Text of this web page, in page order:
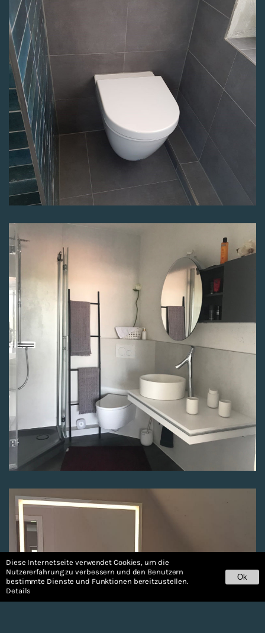
Diese Internetseite verwendet Cookies, um die
Nutzererfahrung zu verbessern und den Benutzern
bestimmte Dienste und Funktionen bereitzustellen.
Details
Ok